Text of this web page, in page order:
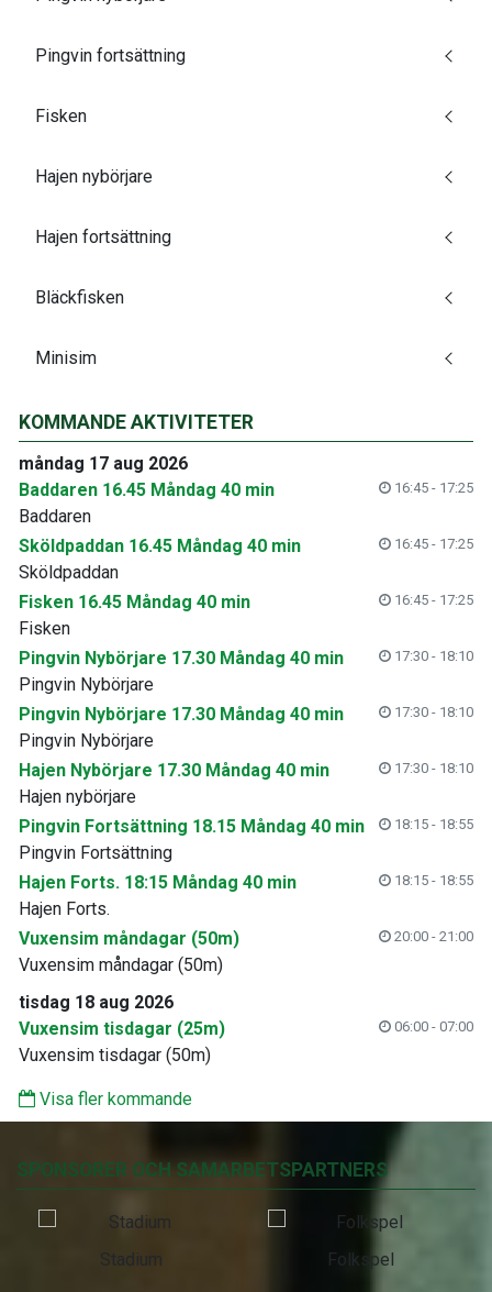
Pingvin fortsättning
Fisken
Hajen nybörjare
Hajen fortsättning
Bläckfisken
Minisim
KOMMANDE AKTIVITETER
måndag 17 aug 2026
Baddaren 16.45 Måndag 40 min
16:45 - 17:25
Baddaren
Sköldpaddan 16.45 Måndag 40 min
16:45 - 17:25
Sköldpaddan
Fisken 16.45 Måndag 40 min
16:45 - 17:25
Fisken
Pingvin Nybörjare 17.30 Måndag 40 min
17:30 - 18:10
Pingvin Nybörjare
Pingvin Nybörjare 17.30 Måndag 40 min
17:30 - 18:10
Pingvin Nybörjare
Hajen Nybörjare 17.30 Måndag 40 min
17:30 - 18:10
Hajen nybörjare
Pingvin Fortsättning 18.15 Måndag 40 min
18:15 - 18:55
Pingvin Fortsättning
Hajen Forts. 18:15 Måndag 40 min
18:15 - 18:55
Hajen Forts.
Vuxensim måndagar (50m)
20:00 - 21:00
Vuxensim måndagar (50m)
tisdag 18 aug 2026
Vuxensim tisdagar (25m)
06:00 - 07:00
Vuxensim tisdagar (50m)
Visa fler kommande
SPONSORER OCH SAMARBETSPARTNERS
Stadium Folkspel